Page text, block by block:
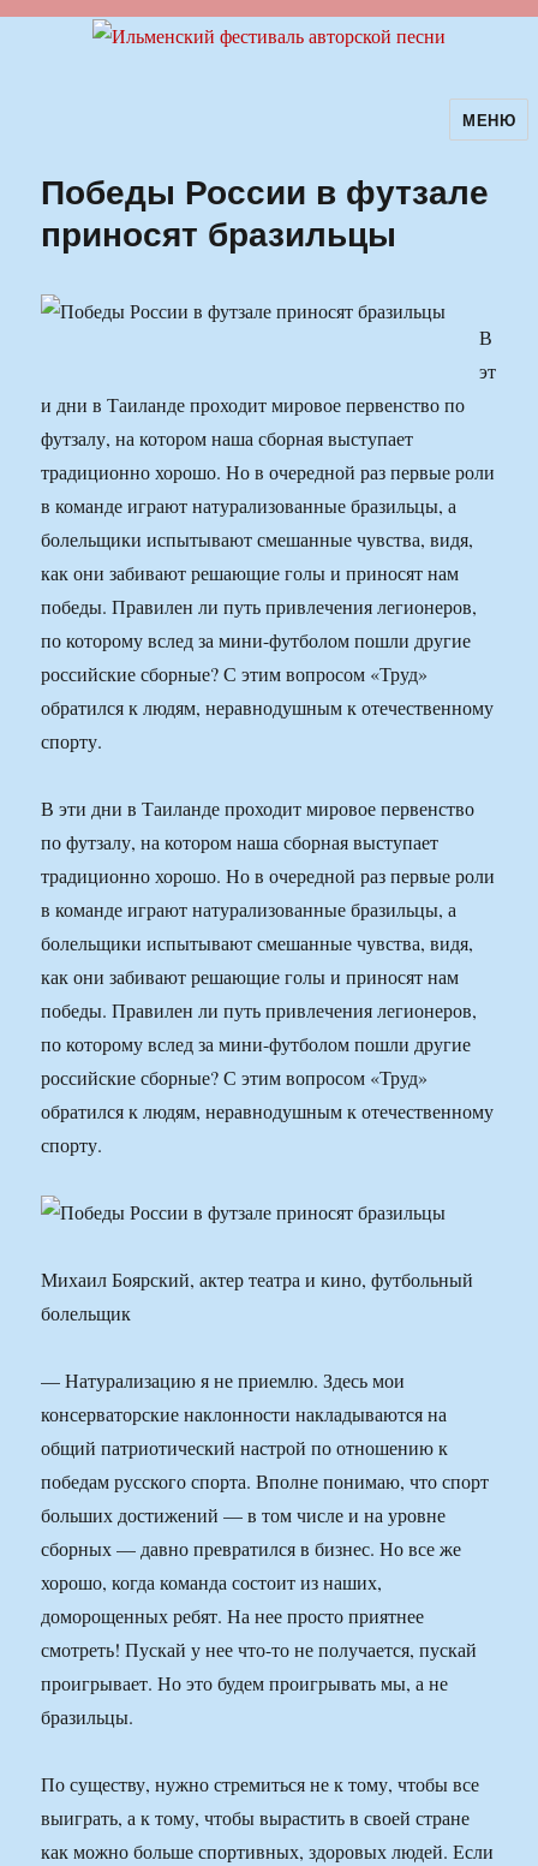
Ильменский фестиваль авторскойМЕНЮ
Победы России в футзале
приносят бразильцы
В
эт
и дни в Таиланде проходит мировое первенство по
футзалу, на котором наша сборная выступает
традиционно хорошо. Но в очередной раз первые роли
в команде играют натурализованные бразильцы, а
болельщики испытывают смешанные чувства, видя,
как они забивают решающие голы и приносят нам
победы. Правилен ли путь привлечения легионеров,
по которому вслед за мини-футболом пошли другие
российские сборные? С этим вопросом «Труд»
обратился к людям, неравнодушным к отечественному
спорту.
В эти дни в Таиланде проходит мировое первенство
по футзалу, на котором наша сборная выступает
традиционно хорошо. Но в очередной раз первые роли
в команде играют натурализованные бразильцы, а
болельщики испытывают смешанные чувства, видя,
как они забивают решающие голы и приносят нам
победы. Правилен ли путь привлечения легионеров,
по которому вслед за мини-футболом пошли другие
российские сборные? С этим вопросом «Труд»
обратился к людям, неравнодушным к отечественному
спорту.
Михаил Боярский, актер театра и кино, футбольный
болельщик
— Натурализацию я не приемлю. Здесь мои
консерваторские наклонности накладываются на
общий патриотический настрой по отношению к
победам русского спорта. Вполне понимаю, что спорт
больших достижений — в том числе и на уровне
сборных — давно превратился в бизнес. Но все же
хорошо, когда команда состоит из наших,
доморощенных ребят. На нее просто приятнее
смотреть! Пускай у нее что-то не получается, пускай
проигрывает. Но это будем проигрывать мы, а не
бразильцы.
По существу, нужно стремиться не к тому, чтобы все
выиграть, а к тому, чтобы вырастить в своей стране
как можно больше спортивных, здоровых людей. Если